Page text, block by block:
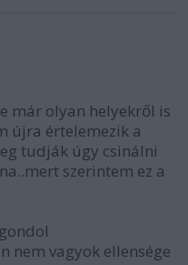
már olyan helyekről is
újra értelemezik a
tudják úgy csinálni
szerintem ez a
nem vagyok ellensége